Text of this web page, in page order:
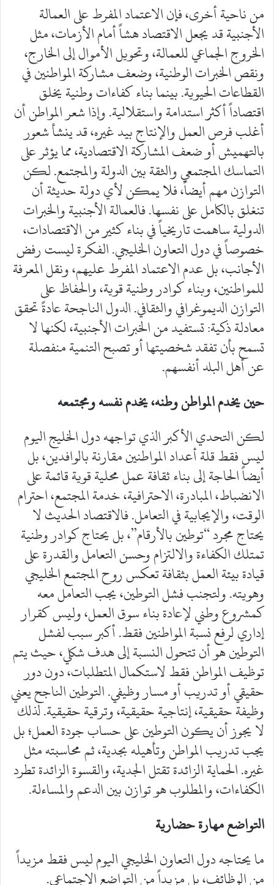
من ناحية أخرى، فإن الاعتماد المفرط على العمالة
الأجنبية قد يجعل الاقتصاد هشاً أمام الأزمات، مثل
الخروج الجماعي للعمالة، وتحويل الأموال إلى الخارج،
ونقص الخبرات الوطنية، وضعف مشاركة المواطنين في
القطاعات الحيوية. بينما بناء كفاءات وطنية يخلق
اقتصاداً أكثر استدامة واستقلالية. وإذا شعر المواطن أن
أغلب فرص العمل والإنتاج بيد غيره، قد ينشأ شعور
بالتهميش أو ضعف المشاركة الاقتصادية، مما يؤثر على
التماسك المجتمعي والثقة بين الدولة والمجتمع. لكن
التوازن مهم أيضاً، فلا يمكن لأي دولة حديثة أن
تنغلق بالكامل على نفسها. فالعمالة الأجنبية والخبرات
الدولية ساهمت تاريخياً في بناء كثير من الاقتصادات،
خصوصاً في دول التعاون الخليجي. الفكرة ليست رفض
الأجانب، بل عدم الاعتماد المفرط عليهم، ونقل المعرفة
للمواطنين، وبناء كوادر وطنية قوية، والحفاظ على
التوازن الديموغرافي والثقافي. الدول الناجحة عادةً تحقق
معادلة ذكية: تستفيد من الخبرات الأجنبية، لكنها لا
تسمح بأن تفقد شخصيتها أو تصبح التنمية منفصلة
عن أهل البلد أنفسهم.
حين يخدم المواطن وطنه، يخدم نفسه ومجتمعه
لكن التحدي الأكبر الذي تواجهه دول الخليج اليوم
ليس فقط قلة أعداد المواطنين مقارنة بالوافدين، بل
أيضاً الحاجة إلى بناء ثقافة عمل محلية قوية قائمة على
الانضباط، المبادرة، الاحترافية، خدمة المجتمع، احترام
الوقت، والإيجابية في التعامل. فالاقتصاد الحديث لا
يحتاج مجرد “توطين بالأرقام”، بل يحتاج كوادر وطنية
تمتلك الكفاءة والالتزام وحسن التعامل والقدرة على
قيادة بيئة العمل بثقافة تعكس روح المجتمع الخليجي
وهويته. ولتجنب فشل التوطين، يجب التعامل معه
كمشروع وطني لإعادة بناء سوق العمل، وليس كقرار
إداري لرفع نسبة المواطنين فقط. أكبر سبب لفشل
التوطين هو أن تتحول النسبة إلى هدف شكلي، حيث يتم
توظيف المواطن فقط لاستكمال المتطلبات، دون دور
حقيقي أو تدريب أو مسار وظيفي. التوطين الناجح يعني
وظيفة حقيقية، إنتاجية حقيقية، وترقية حقيقية. لذلك
لا يجوز أن يكون التوطين على حساب جودة العمل؛ بل
يجب تدريب المواطن وتأهيله بجدية، ثم محاسبته مثل
غيره. الحماية الزائدة تقتل الجدية، والقسوة الزائدة تطرد
الكفاءات، والمطلوب هو توازن بين الدعم والمساءلة.
التواضع مهارة حضارية
ما يحتاجه دول التعاون الخليجي اليوم ليس فقط مزيداً
من الوظائف، بل مزيداً من التواضع الاجتماعي.